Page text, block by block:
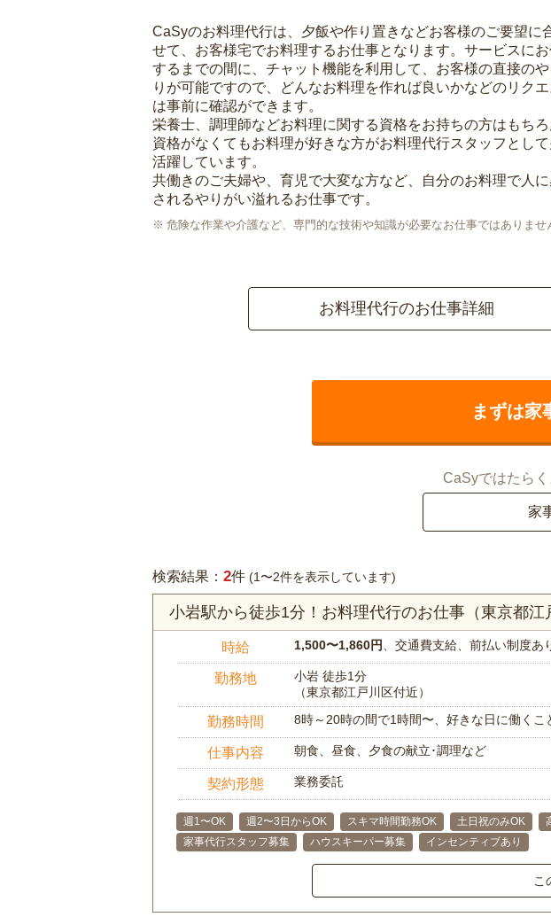
CaSyのお料理代行は、夕飯や作り置きなどお客様のご要望に
せて、お客様宅でお料理するお仕事となります。サービスに
するまでの間に、チャット機能を利用して、お客様の直接のや
りが可能ですので、どんなお料理を作れば良いかなどのリクエ
は事前に確認ができます。
栄養士、調理師などお料理に関する資格をお持ちの方はもちろ
資格がなくてもお料理が好きな方がお料理代行スタッフとして
活躍しています。
共働きのご夫婦や、育児で大変な方など、自分のお料理で人
されるやりがい溢れるお仕事です。
危険な作業や介護など、専門的な技術や知識が必要なお仕事ではありませ
お料理代行のお仕事詳細
まずは家
CaSyではたら
家
検索結果： 2件 (1〜2件を表示しています)
小岩駅から徒歩1分！お料理代行のお仕事（東京都江
時給 1,500〜1,860円 、交通費支給、前払い制度あ
勤務地
小岩 徒歩1分
（東京都江戸川区付近）
勤務時間 8時～20時の間で1時間〜、好きな日に働く
仕事内容 朝食、昼食、夕食の献立･調理など
契約形態 業務委託
週1〜OK 週2〜3日からOK スキマ時間勤務OK 土日祝のみOK
家事代行スタッフ募集
ハウスキーパー募集 インセンティブあり
こ